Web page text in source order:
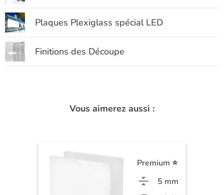
Plaques Plexiglass spécial LED
Finitions des Découpe
Vous aimerez aussi :
Premium ⭐
5 mm